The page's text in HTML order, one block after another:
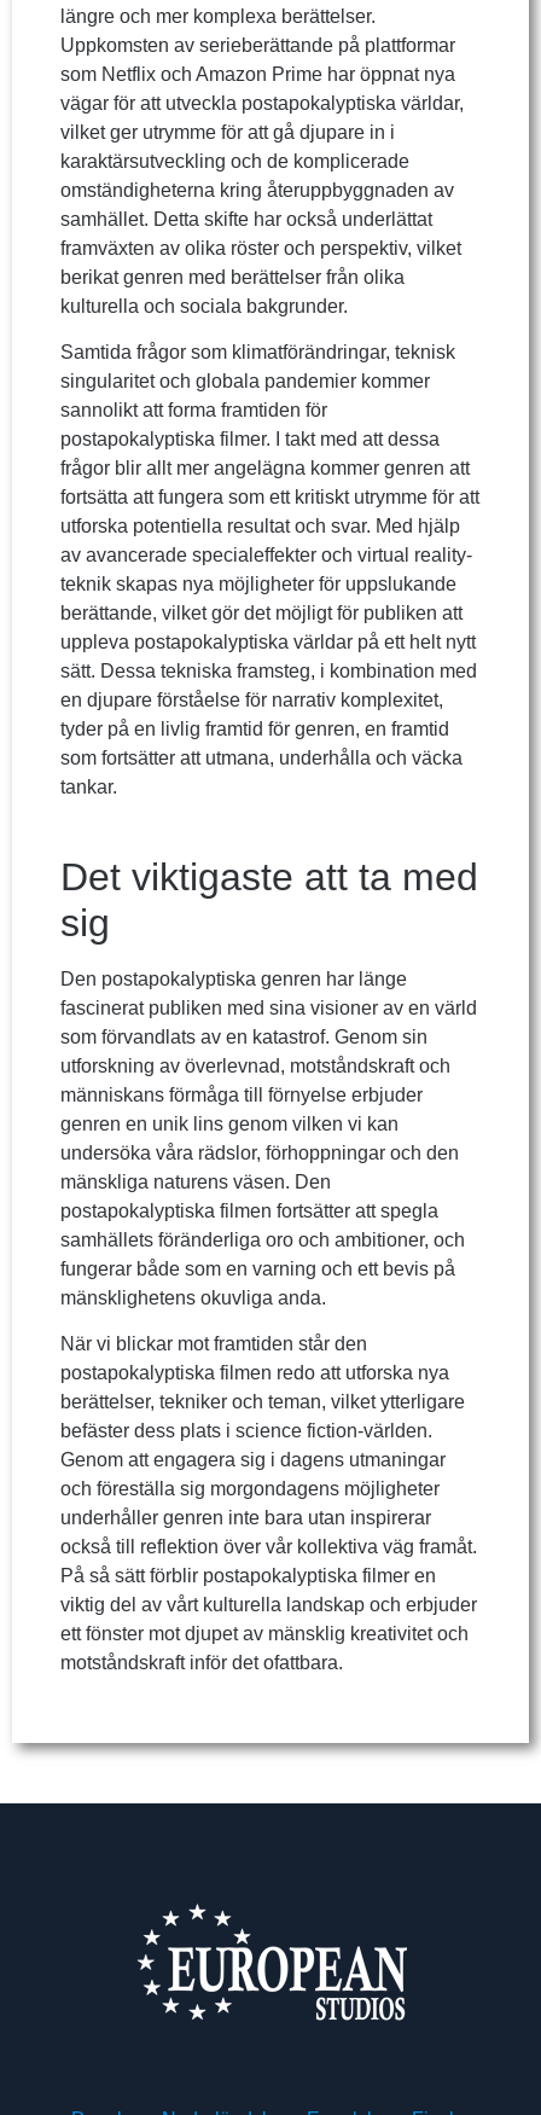
längre och mer komplexa berättelser.
Uppkomsten av serieberättande på plattformar
som Netflix och Amazon Prime har öppnat nya
vägar för att utveckla postapokalyptiska världar,
vilket ger utrymme för att gå djupare in i
karaktärsutveckling och de komplicerade
omständigheterna kring återuppbyggnaden av
samhället. Detta skifte har också underlättat
framväxten av olika röster och perspektiv, vilket
berikat genren med berättelser från olika
kulturella och sociala bakgrunder.
Samtida frågor som klimatförändringar, teknisk
singularitet och globala pandemier kommer
sannolikt att forma framtiden för
postapokalyptiska filmer. I takt med att dessa
frågor blir allt mer angelägna kommer genren att
fortsätta att fungera som ett kritiskt utrymme för att
utforska potentiella resultat och svar. Med hjälp
av avancerade specialeffekter och virtual reality-
teknik skapas nya möjligheter för uppslukande
berättande, vilket gör det möjligt för publiken att
uppleva postapokalyptiska världar på ett helt nytt
sätt. Dessa tekniska framsteg, i kombination med
en djupare förståelse för narrativ komplexitet,
tyder på en livlig framtid för genren, en framtid
som fortsätter att utmana, underhålla och väcka
tankar.
Det viktigaste att ta med
sig
Den postapokalyptiska genren har länge
fascinerat publiken med sina visioner av en värld
som förvandlats av en katastrof. Genom sin
utforskning av överlevnad, motståndskraft och
människans förmåga till förnyelse erbjuder
genren en unik lins genom vilken vi kan
undersöka våra rädslor, förhoppningar och den
mänskliga naturens väsen. Den
postapokalyptiska filmen fortsätter att spegla
samhällets föränderliga oro och ambitioner, och
fungerar både som en varning och ett bevis på
mänsklighetens okuvliga anda.
När vi blickar mot framtiden står den
postapokalyptiska filmen redo att utforska nya
berättelser, tekniker och teman, vilket ytterligare
befäster dess plats i science fiction-världen.
Genom att engagera sig i dagens utmaningar
och föreställa sig morgondagens möjligheter
underhåller genren inte bara utan inspirerar
också till reflektion över vår kollektiva väg framåt.
På så sätt förblir postapokalyptiska filmer en
viktig del av vårt kulturella landskap och erbjuder
ett fönster mot djupet av mänsklig kreativitet och
motståndskraft inför det ofattbara.